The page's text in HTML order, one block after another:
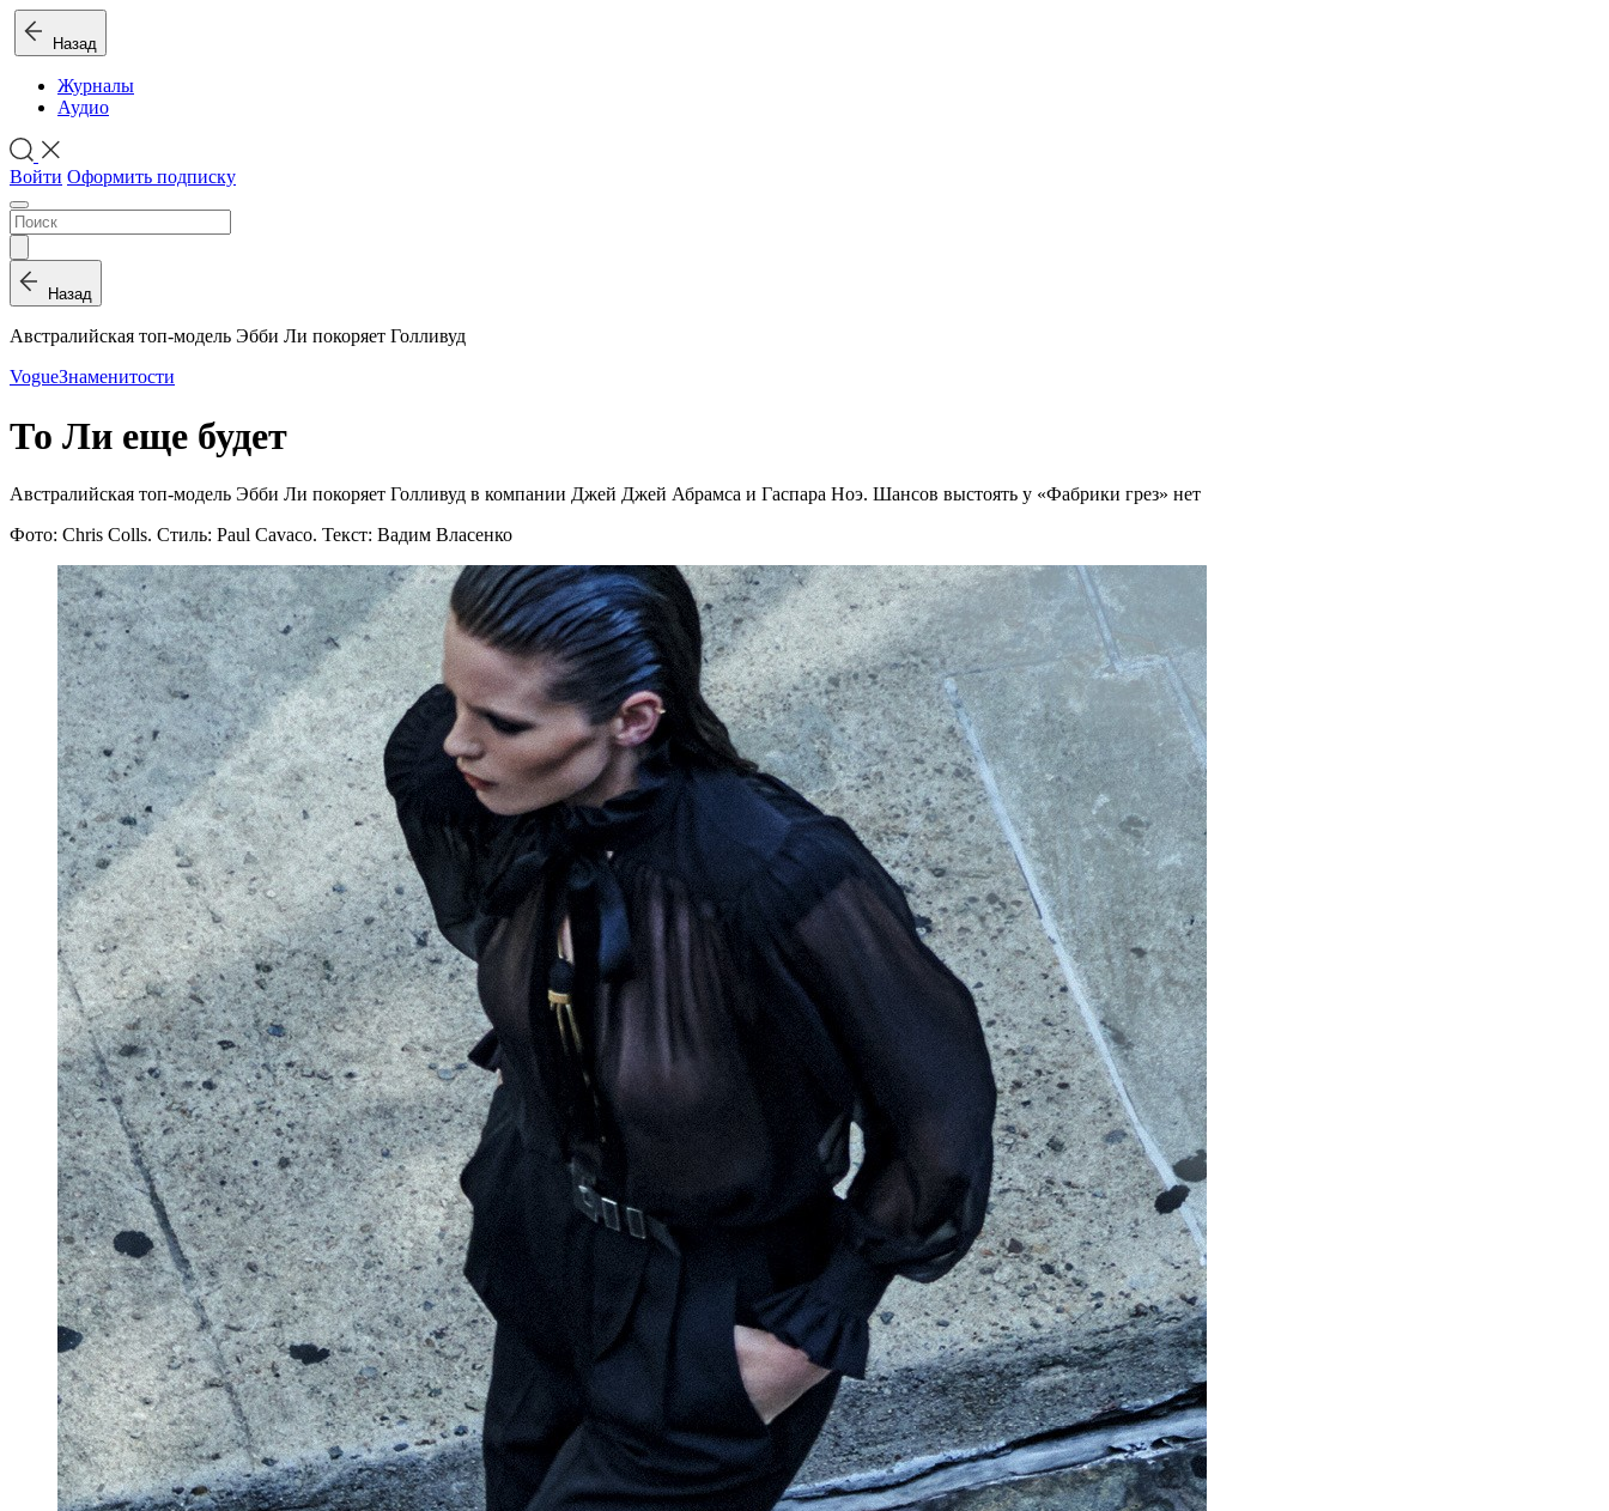
Назад
Журналы
Аудио
Войти Оформить подписку
Назад
Австралийская топ-модель Эбби Ли покоряет Голливуд
VogueЗнаменитости
То Ли еще будет
Австралийская топ-модель Эбби Ли покоряет Голливуд в компании Джей Джей Абрамса и Гаспара Ноэ. Шансов выстоять у «Фабрики грез» нет
Фото: Chris Colls. Стиль: Paul Cavaco. Текст: Вадим Власенко